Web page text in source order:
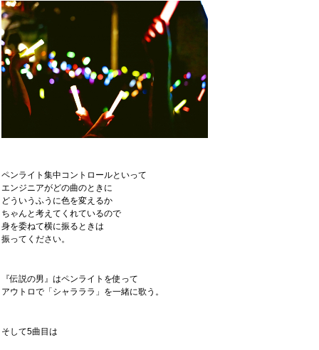
ペンライト集中コントロールといって
エンジニアがどの曲のときに
どういうふうに色を変えるか
ちゃんと考えてくれているので
身を委ねて横に振るときは
振ってください。
『伝説の男』はペンライトを使って
アウトロで「シャラララ」を一緒に歌う。
そして5曲目は